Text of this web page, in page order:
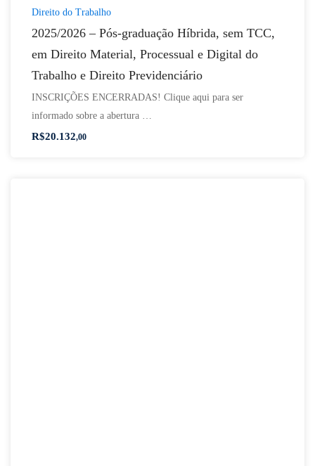
Direito do Trabalho
2025/2026 – Pós-graduação Híbrida, sem TCC,
em Direito Material, Processual e Digital do
Trabalho e Direito Previdenciário
INSCRIÇÕES ENCERRADAS! Clique aqui para ser
informado sobre a abertura …
R$20.132,00